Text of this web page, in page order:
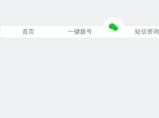
首页 一键拨号 短信资询